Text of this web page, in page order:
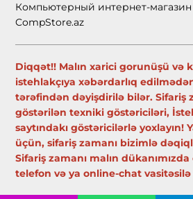
Компьютерный интернет-магазин
CompStore.az
Diqqət!! Malın xarici gorunüşü və
istehlakçıya xəbərdarlıq
tərəfindən dəyişdirilə bilər. Sifariş
göstərilən texniki göstəriciləri,
saytındakı göstəricilərlə yoxlayın!
üçün, sifariş zamanı bizimlə
Sifariş zamanı malın
telefon və ya online-chat